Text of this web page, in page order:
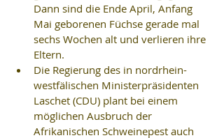
Dann sind die Ende April, Anfang
Mai geborenen Füchse gerade mal
sechs Wochen alt und verlieren ihre
Eltern.
Die Regierung des in nordrhein-
westfälischen Ministerpräsidenten
Laschet (CDU) plant bei einem
möglichen Ausbruch der
Afrikanischen Schweinepest auch